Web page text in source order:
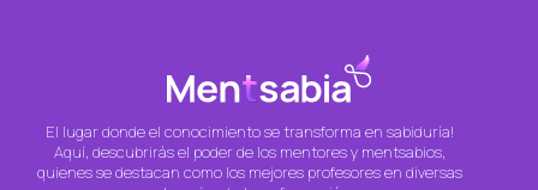
El lugar donde el conocimiento se transforma en sabiduría!
Aquí, descubrirás el poder de los mentores y mentsabios,
quienes se destacan como los mejores profesores en diversas